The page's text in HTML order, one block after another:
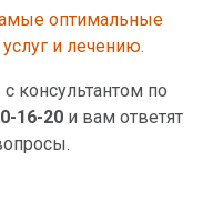
оптимальные
и лечению.
консультантом по
16-20 и вам ответят